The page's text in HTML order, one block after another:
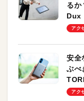
るか
Dux
のモ
アク
安全
ぶべ
ーも
アク